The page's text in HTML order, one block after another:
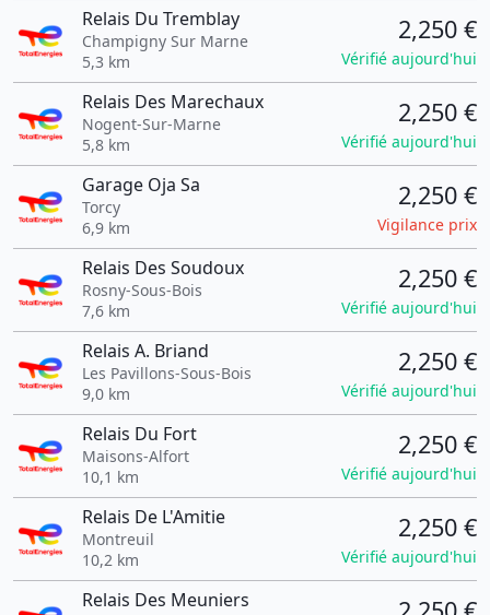
Relais Du Tremblay
Champigny Sur Marne
5,3 km
2,250 €
Vérifié aujourd'hui
Relais Des Marechaux
Nogent-Sur-Marne
5,8 km
2,250 €
Vérifié aujourd'hui
Garage Oja Sa
Torcy
6,9 km
2,250 €
Vigilance prix
Relais Des Soudoux
Rosny-Sous-Bois
7,6 km
2,250 €
Vérifié aujourd'hui
Relais A. Briand
Les Pavillons-Sous-Bois
9,0 km
2,250 €
Vérifié aujourd'hui
Relais Du Fort
Maisons-Alfort
10,1 km
2,250 €
Vérifié aujourd'hui
Relais De L'Amitie
Montreuil
10,2 km
2,250 €
Vérifié aujourd'hui
Relais Des Meuniers